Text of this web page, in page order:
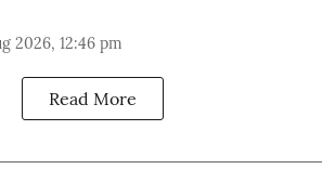
2026, 12:46 pm
Read More